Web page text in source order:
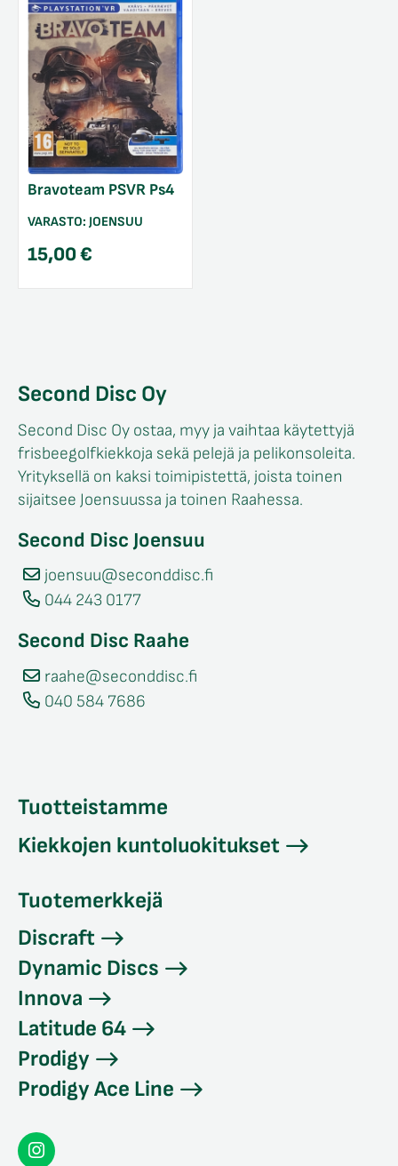
Bravoteam PSVR Ps4
VARASTO: JOENSUU
15,00€
Second Disc Oy
Second Disc Oy ostaa, myy ja vaihtaa käytettyjä
frisbeegolfkiekkoja sekä pelejä ja pelikonsoleita.
Yrityksellä on kaksi toimipistettä, joista toinen
sijaitsee Joensuussa ja toinen Raahessa.
Second Disc Joensuu
joensuu@seconddisc.fi
044 243 0177
Second Disc Raahe
raahe@seconddisc.fi
040 584 7686
Tuotteistamme
Kiekkojen kuntoluokitukset
Tuotemerkkejä
Discraft
Dynamic Discs
Innova
Latitude 64
Prodigy
Prodigy Ace Line
Seconddisc